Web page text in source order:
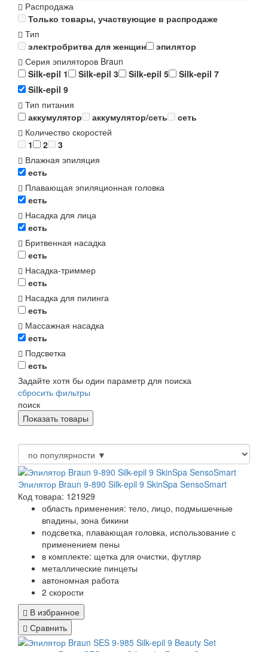
Распродажа
Только товары, участвующие в распродаже
Тип
электробритва для женщин
эпилятор
Серия эпиляторов Braun
Silk-epil 1
Silk-epil 3 Silk-epil 5
Silk-epil 7
Silk-epil 9
Тип питания
аккумулятор
аккумулятор/сеть
сеть
Количество скоростей
1
2
3
Влажная эпиляция
есть
Плавающая эпиляционная головка
есть
Насадка для лица
есть
Бритвенная насадка
есть
Насадка-триммер
есть
Насадка для пилинга
есть
Массажная насадка
есть
Подсветка
есть
Задайте хотя бы один параметр для поиска
сбросить фильтры
поиск
Эпилятор Braun 9-890 Silk-epil 9 SkinSpa SensoSmart
Код товара: 121929
область применения: тело, лицо, подмышечные
впадины, зона бикини
подсветка, плавающая головка, использование с
применением пены
в комплекте: щетка для очистки, футляр
металлические пинцеты
автономная работа
2 скорости
В избранное
Сравнить